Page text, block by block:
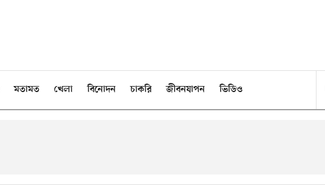
মতামত খেলা বিনোদন চাকরি জীবনযাপন ভিডিও